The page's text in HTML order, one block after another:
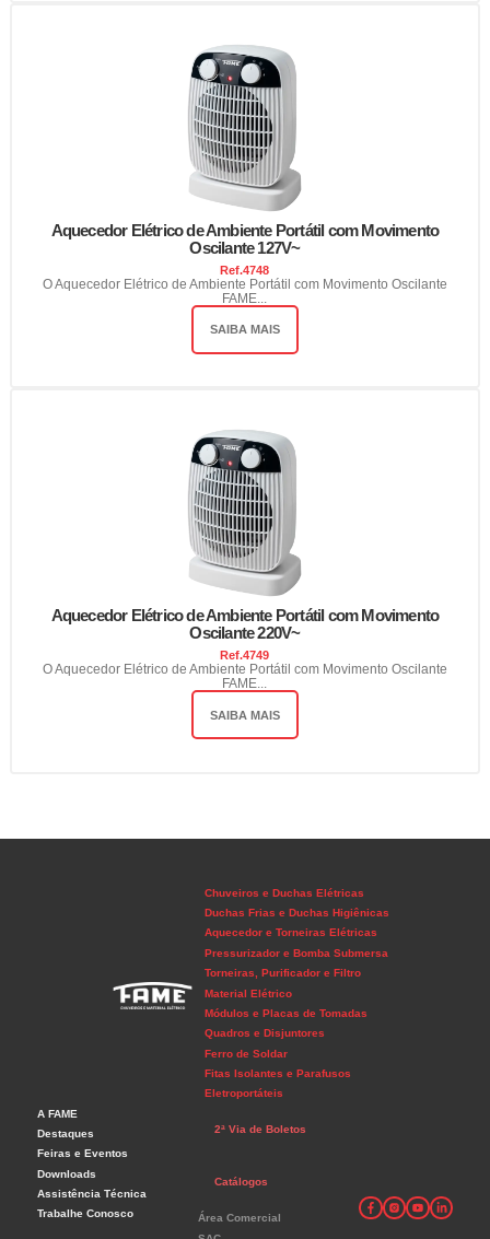
Aquecedor Elétrico de Ambiente Portátil com Movimento
Oscilante 127V~
Ref.4748
O Aquecedor Elétrico de Ambiente Portátil com Movimento Oscilante
FAME...
SAIBA MAIS
Aquecedor Elétrico de Ambiente Portátil com Movimento
Oscilante 220V~
Ref.4749
O Aquecedor Elétrico de Ambiente Portátil com Movimento Oscilante
FAME...
SAIBA MAIS
Chuveiros e Duchas Elétricas
Duchas Frias e Duchas Higiênicas
Aquecedor e Torneiras Elétricas
Pressurizador e Bomba Submersa
Torneiras, Purificador e Filtro
Material Elétrico
Módulos e Placas de Tomadas
Quadros e Disjuntores
Ferro de Soldar
Fitas Isolantes e Parafusos
Eletroportáteis
A FAME
Destaques
Feiras e Eventos
Downloads
Assistência Técnica
Trabalhe Conosco
2ª Via de Boletos
Catálogos
Área Comercial